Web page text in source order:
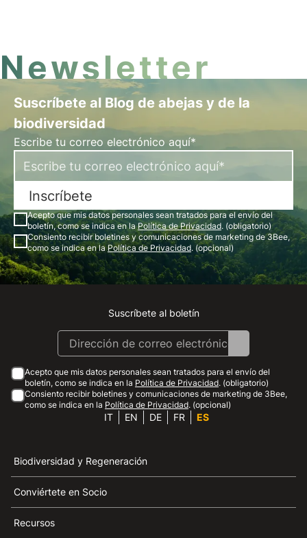
Newsletter
Suscríbete al Blog de abejas y de la
biodiversidad
Escribe tu correo electrónico aquí*
Inscríbete
Acepto que mis datos personales sean tratados para el envío del
boletín, como se indica en laPolítica de Privacidad. (obligatorio)
Consiento recibir boletines y comunicaciones de marketing de 3Bee,
como se indica en laPolítica de Privacidad. (opcional)
Instagram
Facebook
Linkedin
Youtube
Suscríbete al boletín
Acepto que mis datos personales sean tratados para el envío del
boletín, como se indica en la Política de Privacidad. (obligatorio)
Consiento recibir boletines y comunicaciones de marketing de 3Bee,
como se indica en la Política de Privacidad. (opcional)
IT EN DE FR ES
Biodiversidad y Regeneración
Conviértete en Socio
Recursos